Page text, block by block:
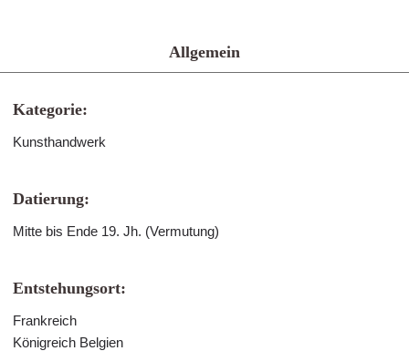
Allgemein
Kategorie:
Kunsthandwerk
Datierung:
Mitte bis Ende 19. Jh. (Vermutung)
Entstehungsort:
Frankreich
Königreich Belgien